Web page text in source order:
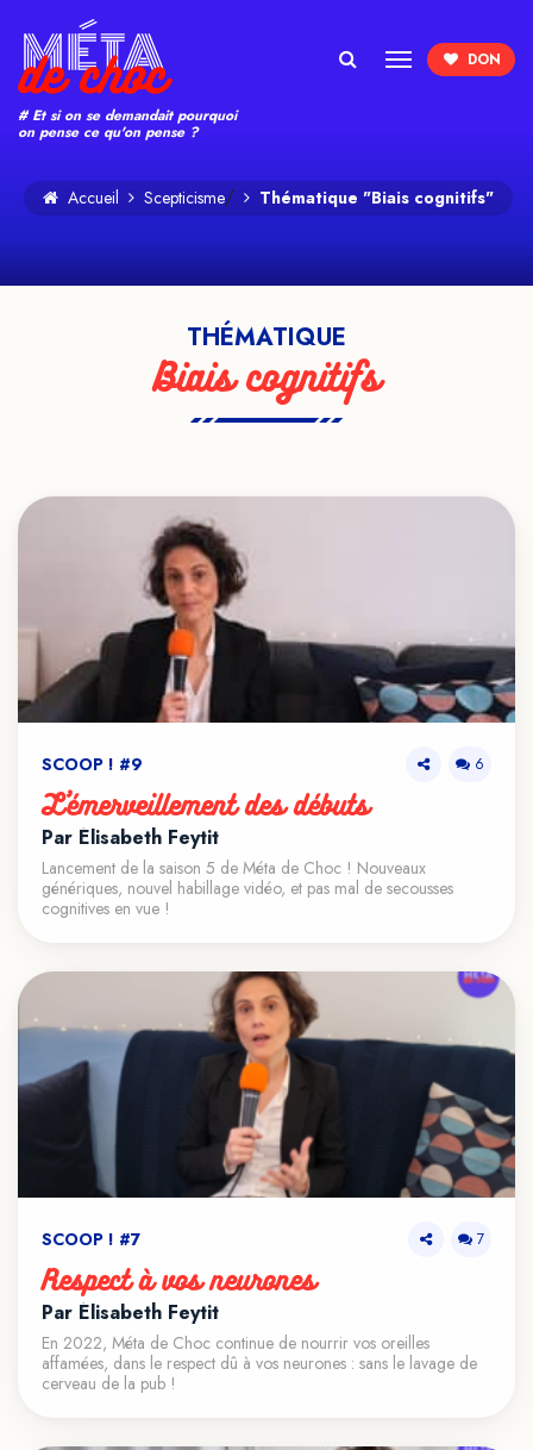
# Et si on se demandait pourquoi
on pense ce qu'on pense ?
Accueil Scepticisme/ Thématique "Biais cognitifs"
THÉMATIQUE
Biais cognitifs
SCOOP ! #9 6
L’émerveillement des débuts
Par Élisabeth Feytit
Lancement de la saison 5 de Méta de Choc ! Nouveaux
génériques, nouvel habillage vidéo, et pas mal de secousses
cognitives en vue !
SCOOP ! #7 7
Respect à vos neurones
Par Élisabeth Feytit
En 2022, Méta de Choc continue de nourrir vos oreilles
affamées, dans le respect dû à vos neurones : sans le lavage de
cerveau de la pub !